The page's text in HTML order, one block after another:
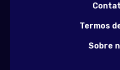
Termos
Sobre